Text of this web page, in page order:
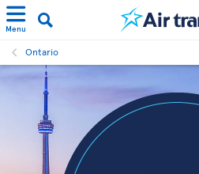
Menu
Ontario